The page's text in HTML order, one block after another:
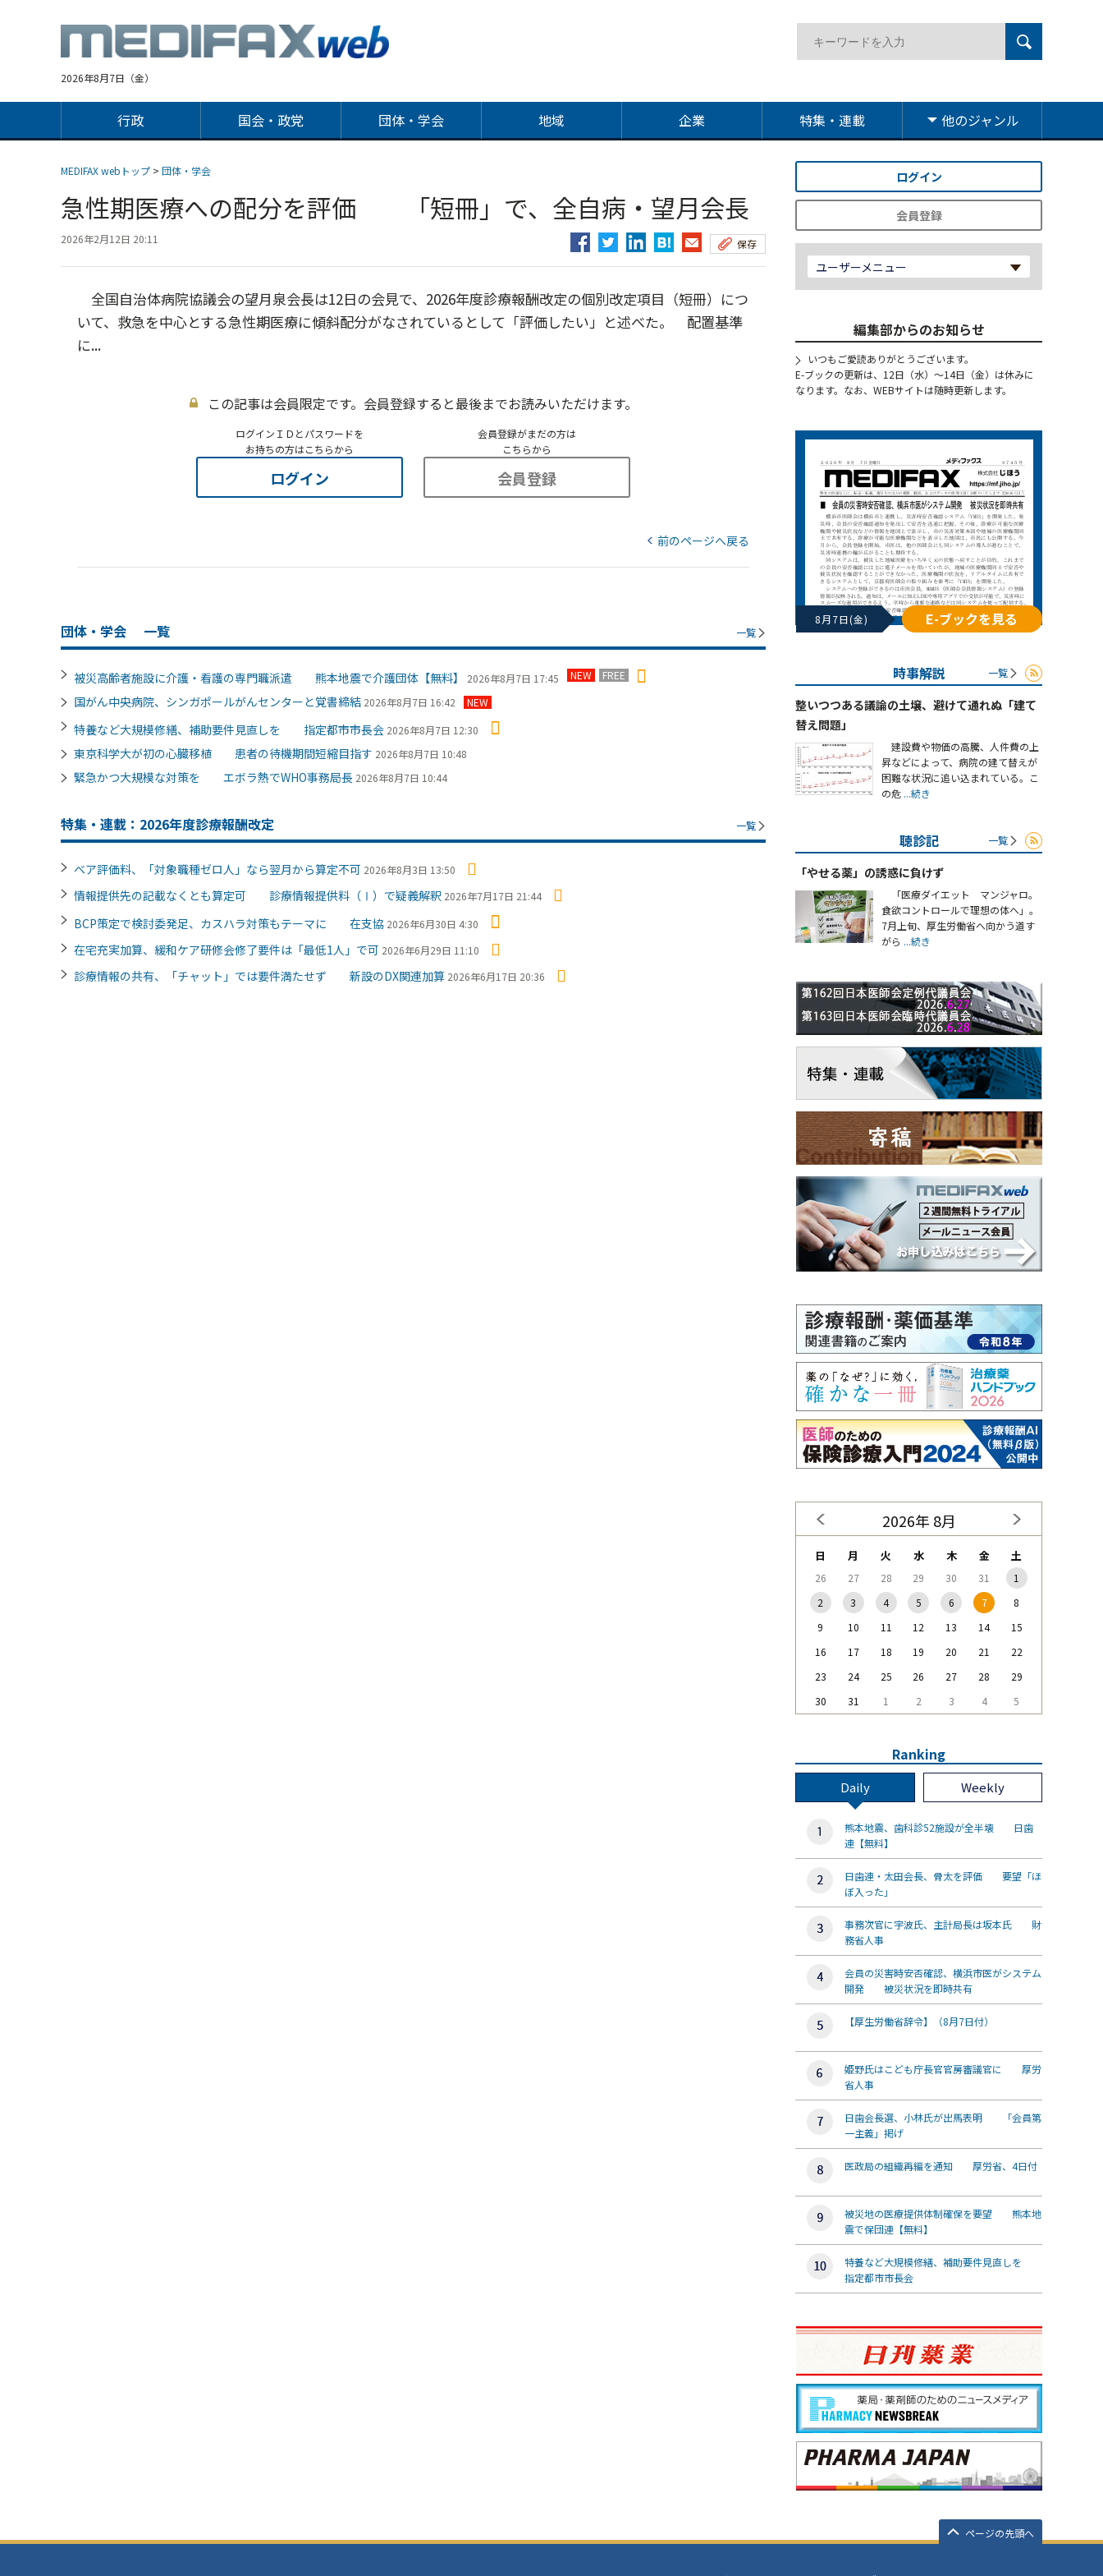
2026年8月7日（金）
行政 国会・政党 団体・学会 地域 企業 特集・連載 他のジャンル
MEDIFAX webトップ > 団体・学会
急性期医療への配分を評価 「短冊」で、全自病・望月会長
2026年2月12日 20:11 保存
全国自治体病院協議会の望月泉会長は12日の会見で、2026年度診療報酬改定の個別改定項目（短冊）につ
いて、救急を中心とする急性期医療に傾斜配分がなされているとして「評価したい」と述べた。 配置基準
に...
この記事は会員限定です。会員登録すると最後までお読みいただけます。
ログインＩＤとパスワードを
お持ちの方はこちらから
ログイン
会員登録がまだの方は
こちらから
会員登録
前のページへ戻る
団体・学会 一覧 一覧
被災高齢者施設に介護・看護の専門職派遣 熊本地震で介護団体【無料】 2026年8月7日 17:45 NEW FREE
国がん中央病院、シンガポールがんセンターと覚書締結 2026年8月7日 16:42 NEW
特養など大規模修繕、補助要件見直しを 指定都市市長会 2026年8月7日 12:30
東京科学大が初の心臓移植 患者の待機期間短縮目指す 2026年8月7日 10:48
緊急かつ大規模な対策を エボラ熱でWHO事務局長 2026年8月7日 10:44
特集・連載：2026年度診療報酬改定 一覧
ベア評価料、「対象職種ゼロ人」なら翌月から算定不可 2026年8月3日 13:50
情報提供先の記載なくとも算定可 診療情報提供料（Ⅰ）で疑義解釈 2026年7月17日 21:44
BCP策定で検討委発足、カスハラ対策もテーマに 在支協 2026年6月30日 4:30
在宅充実加算、緩和ケア研修会修了要件は「最低1人」で可 2026年6月29日 11:10
診療情報の共有、「チャット」では要件満たせず 新設のDX関連加算 2026年6月17日 20:36
ログイン
会員登録
ユーザーメニュー
編集部からのお知らせ
いつもご愛読ありがとうございます。
E-ブックの更新は、12日（水）～14日（金）は休みに
なります。なお、WEBサイトは随時更新します。
8月7日(金) E-ブックを見る
時事解説 一覧
整いつつある議論の土壌、避けて通れぬ「建て
替え問題」
建設費や物価の高騰、人件費の上
昇などによって、病院の建て替えが
困難な状況に追い込まれている。こ
の危 ...続き
聴診記 一覧
「やせる薬」の誘惑に負けず
「医療ダイエット マンジャロ。
食欲コントロールで理想の体へ」。
7月上旬、厚生労働省へ向かう道す
がら ...続き
2026年 8月
日 月 火 水 木 金 土
26 27 28 29 30 31
1
2
3 4 5 6 7
8
9
10 11 12 13 14
15
16
17 18 19 20 21
22
23
24 25 26 27 28
29
30
31 1 2 3 4 5
Ranking
Daily Weekly
熊本地震、歯科診52施設が全半壊 日歯
連【無料】
日歯連・太田会長、骨太を評価 要望「ほ
ぼ入った」
事務次官に宇波氏、主計局長は坂本氏 財
務省人事
会員の災害時安否確認、横浜市医がシステム
開発 被災状況を即時共有
【厚生労働省辞令】（8月7日付）
姫野氏はこども庁長官官房審議官に 厚労
省人事
日歯会長選、小林氏が出馬表明 「会員第
一主義」掲げ
医政局の組織再編を通知 厚労省、4日付
被災地の医療提供体制確保を要望 熊本地
震で保団連【無料】
特養など大規模修繕、補助要件見直しを
指定都市市長会
ページの先頭へ